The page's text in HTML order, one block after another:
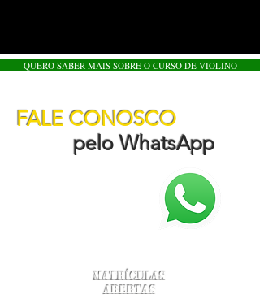
QUERO SABER MAIS SOBRE O CURSO DE VIOLINO
FALE CONOSCO
pelo WhatsApp
Matrículas
Abertas